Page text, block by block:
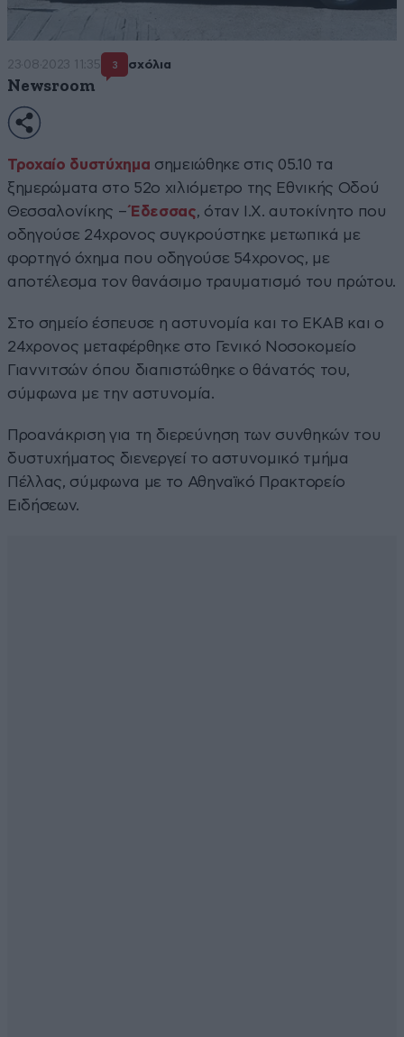
23·08·2023 11:35 3 σχόλια
Newsroom
Τροχαίο δυστύχημα σημειώθηκε στις 05.10 τα
ξημερώματα στο 52ο χιλιόμετρο της Εθνικής Οδού
Θεσσαλονίκης –Έδεσσας, όταν Ι.Χ. αυτοκίνητο που
οδηγούσε 24χρονος συγκρούστηκε μετωπικά με
φορτηγό όχημα που οδηγούσε 54χρονος, με
αποτέλεσμα τον θανάσιμο τραυματισμό του πρώτου.
Στο σημείο έσπευσε η αστυνομία και το ΕΚΑΒ και ο
24χρονος μεταφέρθηκε στο Γενικό Νοσοκομείο
Γιαννιτσών όπου διαπιστώθηκε ο θάνατός του,
σύμφωνα με την αστυνομία.
Προανάκριση για τη διερεύνηση των συνθηκών του
δυστυχήματος διενεργεί το αστυνομικό τμήμα
Πέλλας, σύμφωνα με το Αθηναϊκό Πρακτορείο
Ειδήσεων.